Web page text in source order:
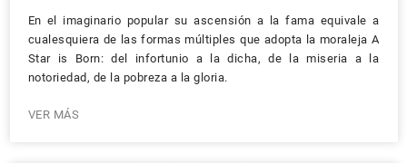
En el imaginario popular su ascensión a la fama equivale a
cualesquiera de las formas múltiples que adopta la moraleja A
Star is Born: del infortunio a la dicha, de la miseria a la
notoriedad, de la pobreza a la gloria.
VER MÁS